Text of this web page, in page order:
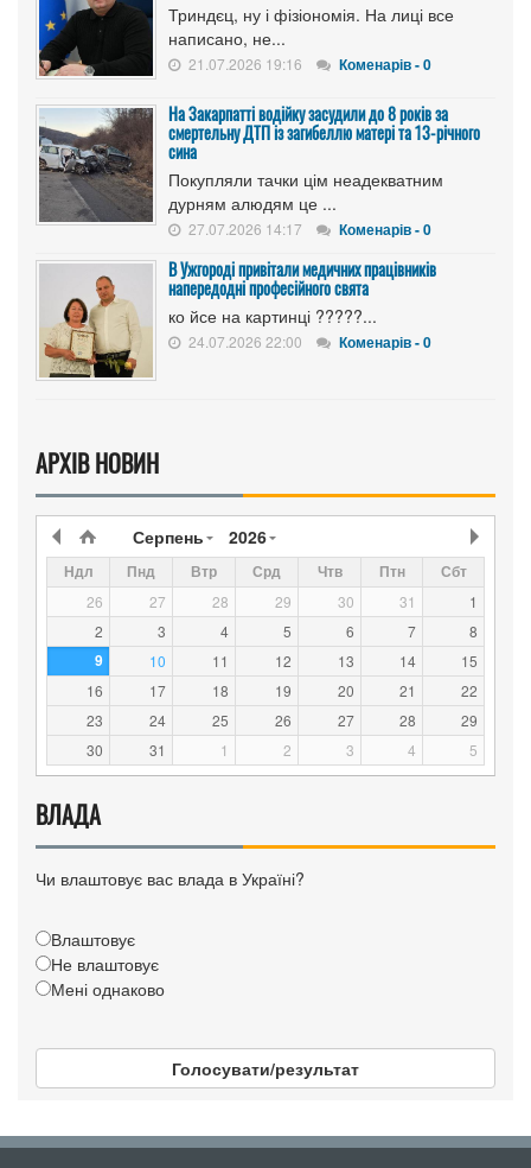
Триндєц, ну і фізіономія. На лиці все
написано, не...
21.07.2026 19:16 Коменарів - 0
На Закарпатті водійку засудили до 8 років за
смертельну ДТП із загибеллю матері та 13-річного
сина
Покупляли тачки цім неадекватним
дурням алюдям це ...
27.07.2026 14:17 Коменарів - 0
В Ужгороді привітали медичних працівників
напередодні професійного свята
ко йсе на картинці ?????...
24.07.2026 22:00 Коменарів - 0
АРХІВ НОВИН
Серпень 2026
Ндл Пнд Втр Срд Чтв Птн Сбт
26 27 28 29 30 31
1
2
3 4 5 6 7 8
9 10 11 12 13 14
15
16
17 18 19 20 21
22
23
24 25 26 27 28
29
30
31 1 2 3 4 5
ВЛАДА
Чи влаштовує вас влада в Україні?
Влаштовує
Не влаштовує
Мені однаково
Голосувати/результат